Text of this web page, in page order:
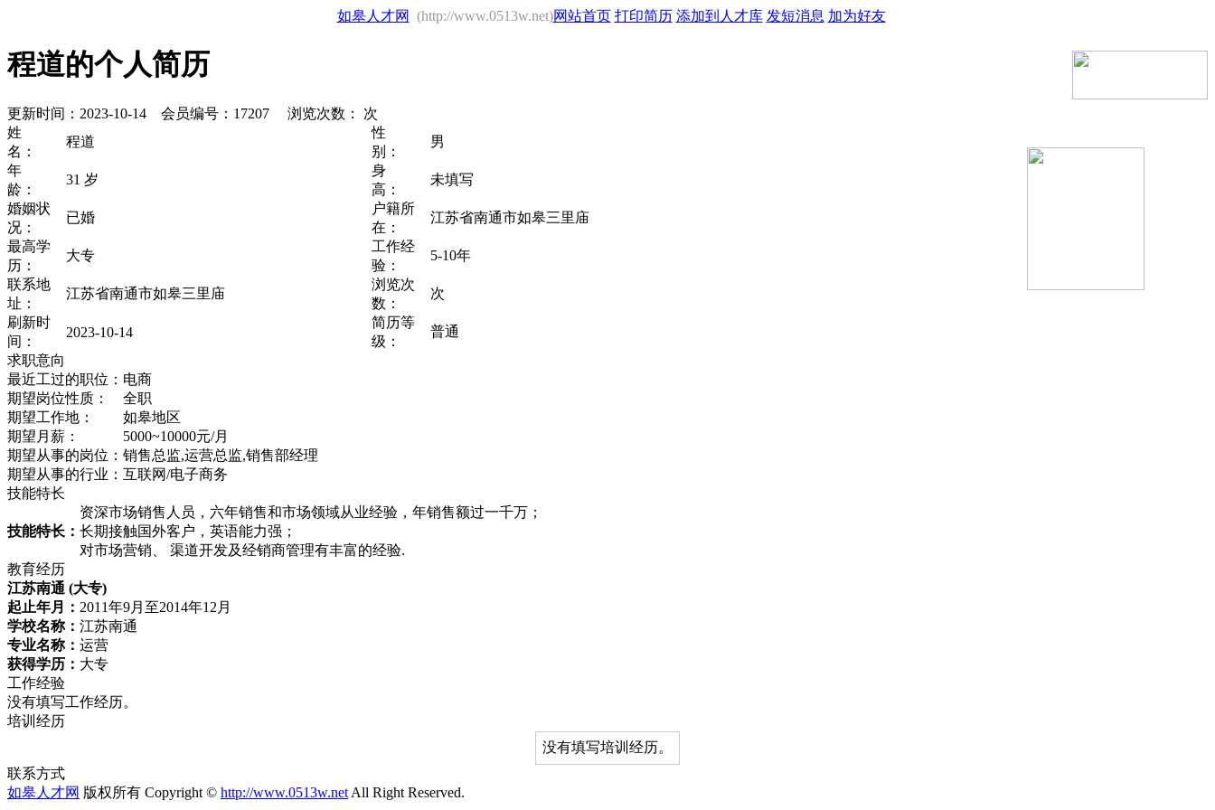
如皋人才网 (http://www.0513w.net)网站首页 打印简历 添加到人才库 发短消息 加为好友
程道的个人简历
更新时间：2023-10-14 会员编号：17207 浏览次数：
次
姓
名：
程道
性
别：
男
年
龄：
31 岁
身
高：
未填写
婚姻状
况：
已婚
户籍所
在：
江苏省南通市如皋三里庙
最高学
历：
大专
工作经
验：
5-10年
联系地
址：
江苏省南通市如皋三里庙
浏览次
数：
次
刷新时
间：
2023-10-14
简历等
级：
普通
求职意向
最近工过的职位： 电商
期望岗位性质：
全职
期望工作地：
如皋地区
期望月薪：
5000~10000元/月
期望从事的岗位： 销售总监,运营总监,销售部经理
期望从事的行业： 互联网/电子商务
技能特长
技能特长：
资深市场销售人员，六年销售和市场领域从业经验，年销售额过一千万；
长期接触国外客户，英语能力强；
对市场营销、 渠道开发及经销商管理有丰富的经验.
教育经历
江苏南通 (大专)
起止年月： 2011年9月至2014年12月
学校名称： 江苏南通
专业名称： 运营
获得学历： 大专
工作经验
没有填写工作经历。
培训经历
没有填写培训经历。
联系方式
如皋人才网 版权所有 Copyright © http://www.0513w.net All Right Reserved.